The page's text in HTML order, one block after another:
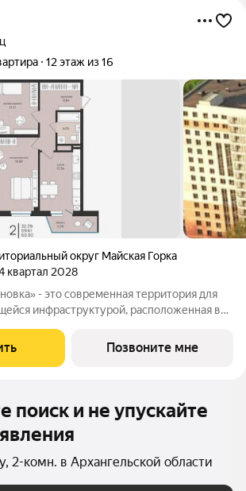
12 этаж из 16
округ Майская Горка
квартал 2028
- это современная территория для
инфраструктурой, расположенная в
ти разновысотных жилых комплексов. На
Позвоните мне
поиск и не упускайте
2-комн. в Архангельской области